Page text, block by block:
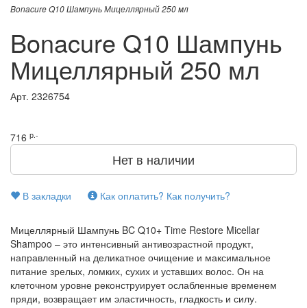
Bonacure Q10 Шампунь Мицеллярный 250 мл
Bonacure Q10 Шампунь
Мицеллярный 250 мл
Арт. 2326754
716 р.-
Нет в наличии
В закладки Как оплатить? Как получить?
Мицеллярный Шампунь BC Q10+ Time Restore Micellar
Shampoo – это интенсивный антивозрастной продукт,
направленный на деликатное очищение и максимальное
питание зрелых, ломких, сухих и уставших волос. Он на
клеточном уровне реконструирует ослабленные временем
пряди, возвращает им эластичность, гладкость и силу.